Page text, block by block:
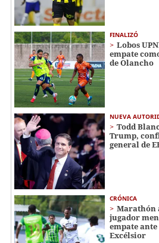
FINALIZÓ
Lobos
empate
de Olancho
NUEVA
Todd
Trump,
general de
CRÓNICA
Marathón
jugador
empate
Excélsior